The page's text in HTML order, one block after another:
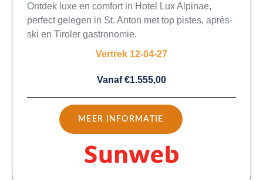
Ontdek luxe en comfort in Hotel Lux Alpinae,
perfect gelegen in St. Anton met top pistes, après-
ski en Tiroler gastronomie.
Vertrek 12-04-27
Vanaf €1.555,00
MEER INFORMATIE